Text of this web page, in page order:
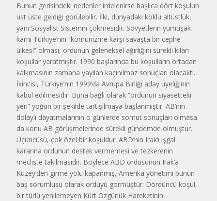
Bunun gerisindeki nedenler irdelenirse başlıca dört koşulun
üst üste geldiği görülebilir. İlki, dünyadaki köklü altüstlük,
yani Sosyalist Sistemin çökmesidir. Sovyetlerin yumuşak
karnı Türkiye’nin “komünizme karşı savaşta bir cephe
ülkesi” olması, ordunun geleneksel ağırlığını sürekli kılan
koşullar yaratmıştır. 1990 başlarında bu koşulların ortadan
kalkmasının zamana yayılan kaçınılmaz sonuçları olacaktı.
İkincisi, Türkiye’nin 1999’da Avrupa Birliği aday üyeliğinin
kabul edilmesidir. Buna bağlı olarak “ordunun siyasetteki
yeri” yoğun bir şekilde tartışılmaya başlanmıştır. AB’nin
dolaylı dayatmalarının o günlerde somut sonuçları olmasa
da konu AB görüşmelerinde sürekli gündemde olmuştur.
Üçüncüsü, çok özel bir koşuldur. ABD’nin Irak’ı işgal
kararına ordunun destek vermemesi ve tezkerenin
mecliste takılmasıdır. Böylece ABD ordusunun Irak’a
Kuzey’den girme yolu kapanmış, Amerika yönetimi bunun
baş sorumlusu olarak orduyu görmüştür. Dördüncü koşul,
bir türlü yenilemeyen Kürt Özgürlük Hareketinin